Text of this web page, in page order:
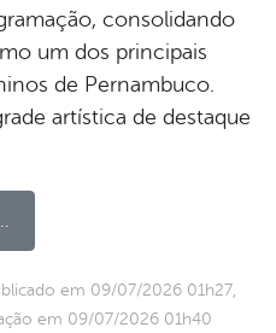
consolidando
um dos principais
de Pernambuco.
artística de destaque
em 09/07/2026 01h27,
em 09/07/2026 01h40